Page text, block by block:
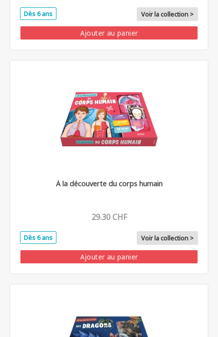
Dès 6 ans Voir la collection >
Ajouter au panier
À la découverte du corps humain
29.30 CHF
Dès 6 ans Voir la collection >
Ajouter au panier